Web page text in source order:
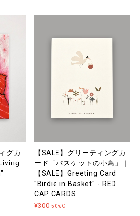
グカ
【SALE】グリーティングカ
ード「バスケットの小鳥」｜
【SALE】Greeting Card
"Birdie in Basket" - RED
CAP CARDS
¥300 50%OFF